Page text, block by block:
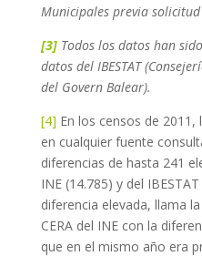
Municipales previa
[3]Todos los datos han
datos del IBESTAT
del Govern Balear).
[4] En los censos de
en cualquier fuente
diferencias de hasta 241
INE (14.785) y del
diferencia elevada, llama
CERA del INE con la
que en el mismo año era